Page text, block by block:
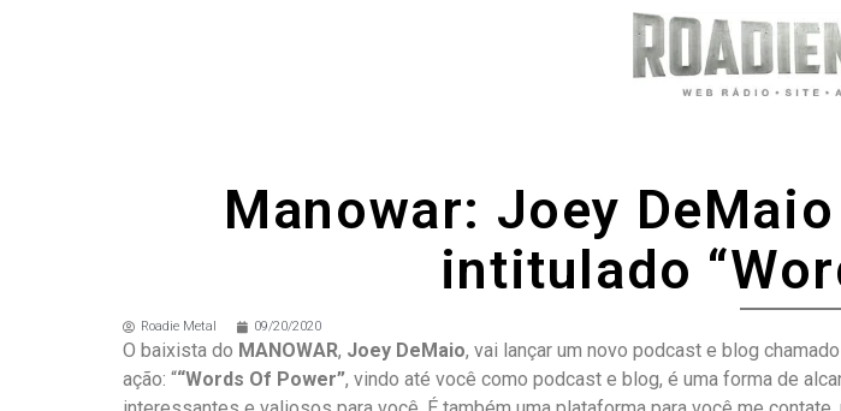
Manowar: Joey
intitulado
Roadie Metal 09/20/2020
O baixista do MANOWAR, Joey DeMaio, vai lançar um novo podcast e blog chamado
ação: ““Words Of Power”, vindo até você como podcast e blog, é uma forma de